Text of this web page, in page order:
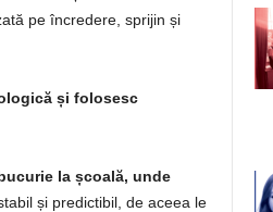
pe încredere, sprijin și
și folosesc
la școală, unde
și predictibil, de aceea le